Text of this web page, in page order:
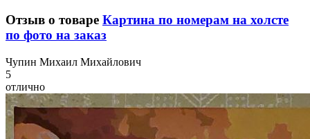
Отзыв о товаре Картина по номерам на холсте
по фото на заказ
Чупин Михаил Михайлович
5
отлично